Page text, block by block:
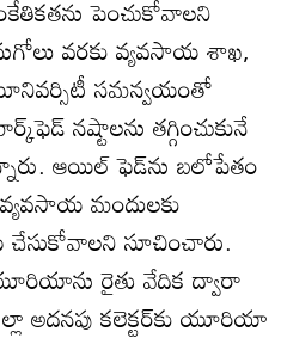
పెంచుకోవాలని
వరకు వ్యవసాయ శాఖ,
సమన్వయంతో
నష్టాలను తగ్గించుకునే
ఆయిల్ ఫెడ్‌ను బలోపేతం
మందులకు
సూచించారు.
రైతు వేదిక ద్వారా
అదనపు కలెక్టర్‌కు యూరియా